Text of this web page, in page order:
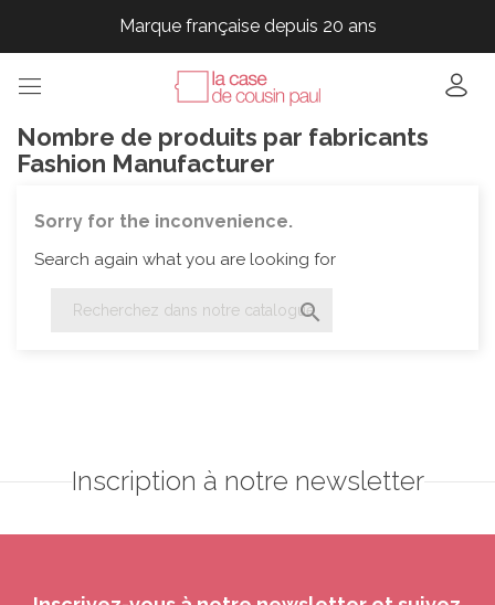
Marque française depuis 20 ans
Marque française depuis 20 ans
Marque française depuis 20 ans
Nombre de produits par fabricants
Fashion Manufacturer
Sorry for the inconvenience.
Search again what you are looking for

Inscription à notre newsletter